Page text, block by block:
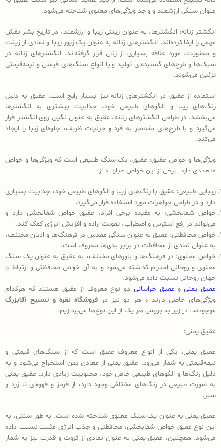
عنوان سنگی ارزشمند و واجد ویژگی‌های معنوی شناخته می‌شود.
انگشتر زنانه: انگشترها، به عنوان زینتی زیبا و ارزشمند، در تاریخ بشر نقش
مهمی را ایفا کرده‌اند. انگشترهای زنانه به عنوان یک زیور زیبا و نمادی از زینت
و معنویت، مورد علاقه بسیاری از زنان قرار گرفته‌اند. انگشترهای زنانه در
سبک‌ها و طرح‌های گسترده‌ای تولید و با انواع سنگ‌های قیمتی و نیمه‌قیمتی
تزئین می‌شوند.
استفاده از عقیق در انگشترهای زنانه نیز بسیار رایج است. عقیق به دلیل
رنگ‌های زیبا و الگوهای طبیعی خود، جذابیت بیشتری به انگشترها
می‌بخشد. در طراحی انگشترهای زنانه، عقیق به عنوان نگین روی انگشتر قرار
می‌گیرد و با طرح‌های منحصر به فرد و جزئیات ظریف، جلوه‌ای زیبا را ایجاد
می‌کند.
ویژگی‌ها و خواص عقیق: عقیق، یک سنگ طبیعی است که ویژگی‌ها و خواص
متعددی دارد. برخی از این خواص عبارتند از:
زیبایی طبیعی: عقیق با رنگ‌های زیبا و الگوهای طبیعی خود، جذابیت بسیاری
دارد و در طراحی جواهرات مورد استفاده قرار می‌گیرد.
خواص شفابخشی: به عقیده برخی افراد، عقیق خواص شفابخشی دارد و
می‌تواند در رفع استرس و اضطراب، تقویت اراده و افزایش انرژی کمک کند.
خواص محافظتی: عقیق به عنوان سنگی مقدس در فرهنگ‌ها و ادیان مختلف،
به عنوان نمادی از محافظت در برابر بدی‌ها معروف است.
خواص معنوی: در فرهنگ‌ها و باورهای مختلف، به عقیق به عنوان یک سنگ
معنوی و روحانی احترام گذاشته می‌شود و به آن خواص محافظتی و ارتباط با
جهان روحانی نسبت داده می‌شود.
عقیق یمنیوعقیق خراسانی دو نوع معروف از عقیق هستند که هرکدام
ویژگی‌های خاصی دارند و هر دو نیز در فروشگاه نقره و تسبیح آقابزرگ
موجودند. در زیر به بررسی هر یک از این نوع‌ها می‌پردازیم:
عقیق یمنی:
عقیق یمنی، یکی از انواع معروف عقیق است که از سنگ‌های قیمتی و
نیمه‌قیمتی به شمار می‌رود. عقیق یمنی از معادن یمن استخراج می‌شود و به
دلیل رنگ‌ها و الگوهای طبیعی خاص خود، محبوبیت زیادی دارد. عقیق یمنی
به صورت طبیعی در رنگ‌های مختلفی وجود دارد، از قرمز و قهوه‌ای تا زرد و
سبز.
عقیق یمنی به عنوان یک سنگ معنوی شناخته شده است. به طور سنتی، به
این نوع عقیق خواص شفابخشی، محافظتی و جذب انرژی مثبت نسبت داده
می‌شود. همچنین، عقیق یمنی به عنوان نمادی از ثروت و قدرت نیز به شمار